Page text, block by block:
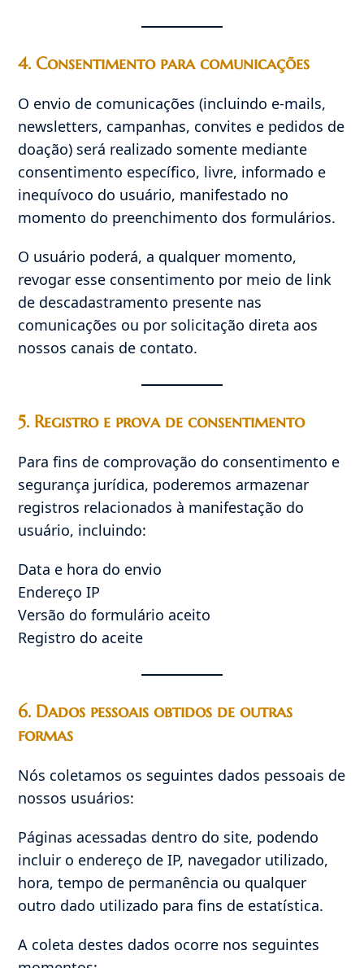
4. Consentimento para comunicações
O envio de comunicações (incluindo e-mails,
newsletters, campanhas, convites e pedidos de
doação) será realizado somente mediante
consentimento específico, livre, informado e
inequívoco do usuário, manifestado no
momento do preenchimento dos formulários.
O usuário poderá, a qualquer momento,
revogar esse consentimento por meio de link
de descadastramento presente nas
comunicações ou por solicitação direta aos
nossos canais de contato.
5. Registro e prova de consentimento
Para fins de comprovação do consentimento e
segurança jurídica, poderemos armazenar
registros relacionados à manifestação do
usuário, incluindo:
Data e hora do envio
Endereço IP
Versão do formulário aceito
Registro do aceite
6. Dados pessoais obtidos de outras
formas
Nós coletamos os seguintes dados pessoais de
nossos usuários:
Páginas acessadas dentro do site, podendo
incluir o endereço de IP, navegador utilizado,
hora, tempo de permanência ou qualquer
outro dado utilizado para fins de estatística.
A coleta destes dados ocorre nos seguintes